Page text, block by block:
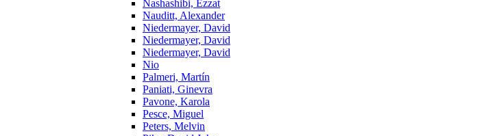
Nashashibi, Ezzat
Nauditt, Alexander
Niedermayer, David
Niedermayer, David
Niedermayer, David
Nio
Palmeri, Martín
Paniati, Ginevra
Pavone, Karola
Pesce, Miguel
Peters, Melvin